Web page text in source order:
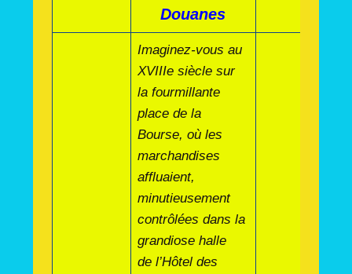
Douanes
Imaginez-vous au
XVIIIe siècle sur
la fourmillante
place de la
Bourse, où les
marchandises
affluaient,
minutieusement
contrôlées dans la
grandiose halle
de l’Hôtel des